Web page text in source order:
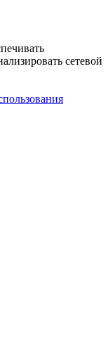
сетевой